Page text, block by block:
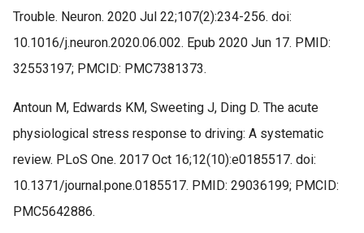
Trouble. Neuron. 2020 Jul 22;107(2):234-256. doi:
10.1016/j.neuron.2020.06.002. Epub 2020 Jun 17. PMID:
32553197; PMCID: PMC7381373.
Antoun M, Edwards KM, Sweeting J, Ding D. The acute
physiological stress response to driving: A systematic
review. PLoS One. 2017 Oct 16;12(10):e0185517. doi:
10.1371/journal.pone.0185517. PMID: 29036199; PMCID:
PMC5642886.